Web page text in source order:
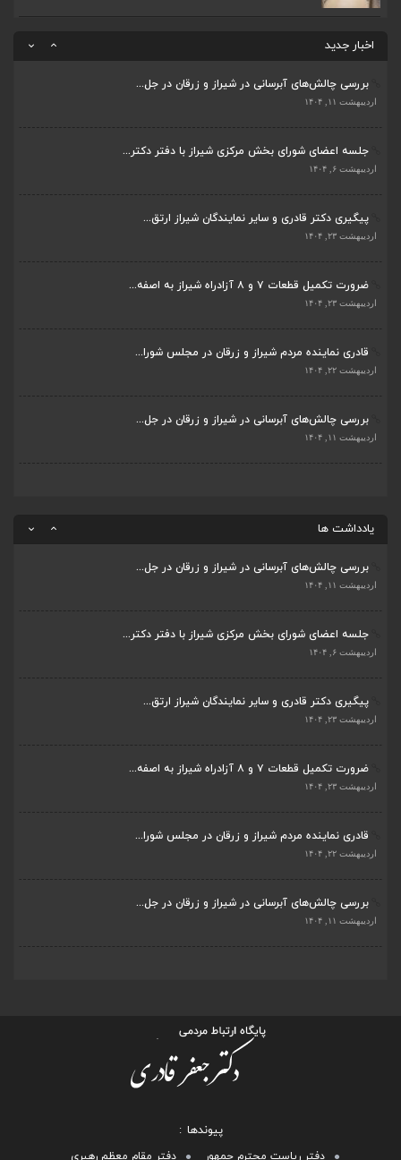
اخبار جدید
بررسی چالش‌های آبرسانی در شیراز و زرقان در جل...
اردیبهشت ۱۱, ۱۴۰۴
جلسه اعضای شورای بخش مرکزی شیراز با دفتر دکتر...
اردیبهشت ۶, ۱۴۰۴
پیگیری دکتر قادری و سایر نمایندگان شیراز ارتق...
اردیبهشت ۲۳, ۱۴۰۴
ضرورت تکمیل قطعات ۷ و ۸ آزادراه شیراز به اصفه...
اردیبهشت ۲۳, ۱۴۰۴
قادری نماینده مردم شیراز و زرقان در مجلس شورا...
اردیبهشت ۲۲, ۱۴۰۴
بررسی چالش‌های آبرسانی در شیراز و زرقان در جل...
اردیبهشت ۱۱, ۱۴۰۴
یادداشت ها
ضرورت تکمیل قطعات ۷ و ۸ آزادراه شیراز به اصفه...
قادری نماینده مردم شیراز و زرقان در مجلس شورا...
بررسی چالش‌های آبرسانی در شیراز و زرقان در جل...
جلسه اعضای شورای بخش مرکزی شیراز با دفتر دکتر...
پیگیری دکتر قادری و سایر نمایندگان شیراز ارتق...
ضرورت تکمیل قطعات ۷ و ۸ آزادراه شیراز به اصفه...
بررسی چالش‌های آبرسانی در شیراز و زرقان در جل...
اردیبهشت ۱۱, ۱۴۰۴
جلسه اعضای شورای بخش مرکزی شیراز با دفتر دکتر...
اردیبهشت ۶, ۱۴۰۴
پیگیری دکتر قادری و سایر نمایندگان شیراز ارتق...
اردیبهشت ۲۳, ۱۴۰۴
ضرورت تکمیل قطعات ۷ و ۸ آزادراه شیراز به اصفه...
اردیبهشت ۲۳, ۱۴۰۴
قادری نماینده مردم شیراز و زرقان در مجلس شورا...
اردیبهشت ۲۲, ۱۴۰۴
بررسی چالش‌های آبرسانی در شیراز و زرقان در جل...
اردیبهشت ۱۱, ۱۴۰۴
پیوندها
دفتر ریاست محترم جمهور دفتر مقام معظم رهبری